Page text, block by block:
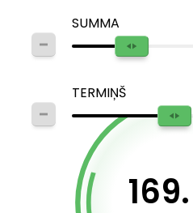
SUMMA
TERMIŅŠ
169.